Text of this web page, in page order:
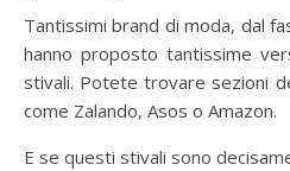
Tantissimi brand di moda, dal
hanno proposto tantissime
stivali. Potete trovare sezioni
come Zalando, Asos o Amazon.
E se questi stivali sono